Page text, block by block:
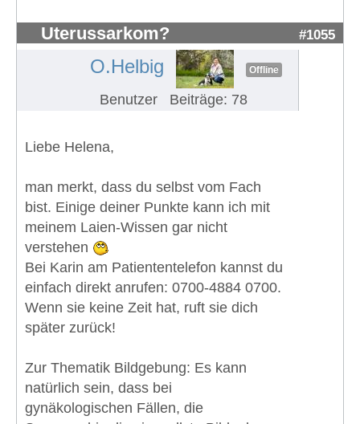
Uterussarkom? #1055
O.Helbig Offline
Benutzer Beiträge: 78
Liebe Helena,
man merkt, dass du selbst vom Fach
bist. Einige deiner Punkte kann ich mit
meinem Laien-Wissen gar nicht
verstehen
Bei Karin am Patiententelefon kannst du
einfach direkt anrufen: 0700-4884 0700.
Wenn sie keine Zeit hat, ruft sie dich
später zurück!
Zur Thematik Bildgebung: Es kann
natürlich sein, dass bei
gynäkologischen Fällen, die